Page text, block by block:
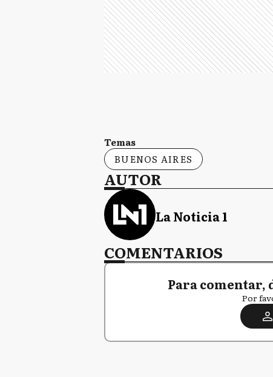
Temas
BUENOS AIRES
AUTOR
La Noticia 1
COMENTARIOS
Para comentar,
Por